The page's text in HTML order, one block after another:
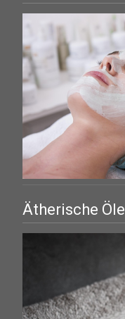
Ätherische Öle